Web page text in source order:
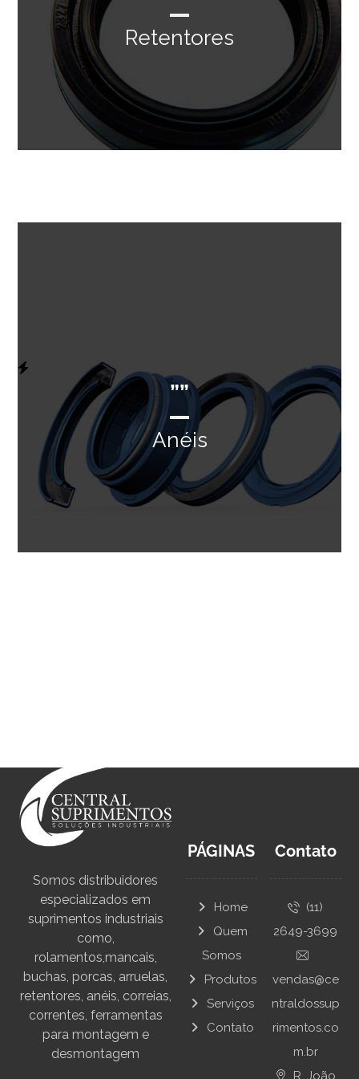
Retentores
””
Anéis
Somos distribuidores
especializados em
suprimentos industriais
como,
rolamentos,mancais,
buchas, porcas, arruelas,
retentores, anéis, correias,
correntes, ferramentas
para montagem e
desmontagem
PÁGINAS
Home
Quem
Somos
Produtos
Serviços
Contato
Contato
(11)
2649-3699
vendas@ce
ntraldossup
rimentos.co
m.br
R. João